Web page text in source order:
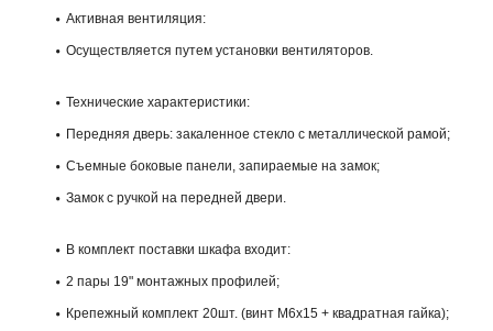
Активная вентиляция:
Осуществляется путем установки вентиляторов.
Технические характеристики:
Передняя дверь: закаленное стекло с металлической рамой;
Съемные боковые панели, запираемые на замок;
Замок с ручкой на передней двери.
В комплект поставки шкафа входит:
2 пары 19" монтажных профилей;
Крепежный комплект 20шт. (винт М6х15 + квадратная гайка);